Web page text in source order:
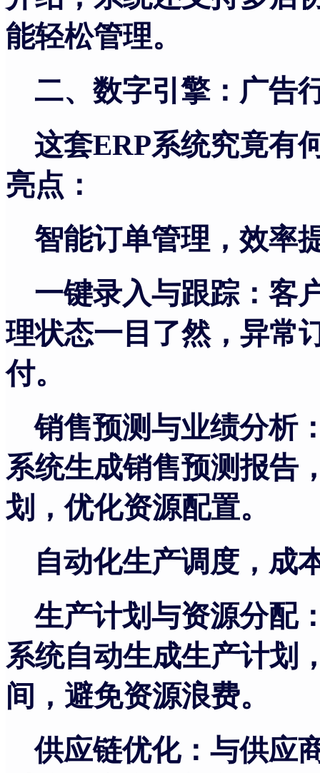
能轻松管理。
二、数字引擎：广告
这套ERP系统究竟有
亮点：
智能订单管理，效率
一键录入与跟踪：客
理状态一目了然，异常
付。
销售预测与业绩分析
系统生成销售预测报告
划，优化资源配置。
自动化生产调度，成
生产计划与资源分配
系统自动生成生产计划
间，避免资源浪费。
供应链优化：与供应